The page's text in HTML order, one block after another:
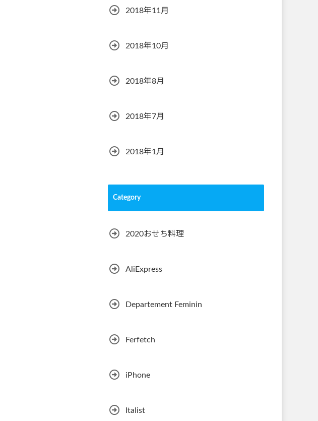
2018年11月
2018年10月
2018年8月
2018年7月
2018年1月
Category
2020おせち料理
AliExpress
Departement Feminin
Ferfetch
iPhone
Italist